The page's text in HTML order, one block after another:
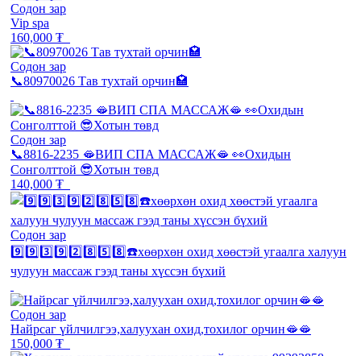
Содон зар
Vip spa
160,000 ₮
Содон зар
📞80970026 Тав тухтай орчин🏩
Содон зар
📞8816-2235 🫦ВИП СПА МАССАЖ🫦 👀Охидын
Сонголттой 😎Хотын төвд
140,000 ₮
Содон зар
9️⃣9️⃣3️⃣9️⃣2️⃣8️⃣5️⃣8️⃣☎️хөөрхөн охид хөөстэй угаалга халуун
чулуун массаж гээд таны хүссэн бүхий
Содон зар
Найрсаг үйлчилгээ,халуухан охид,тохилог орчин🫦🫦
150,000 ₮